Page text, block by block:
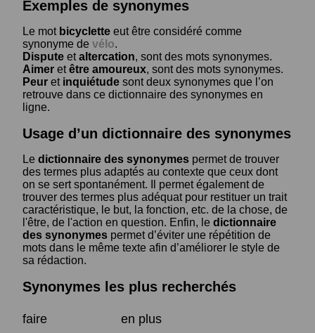
Exemples de synonymes
Le mot bicyclette eut être considéré comme
synonyme de vélo.
Dispute etaltercation, sont des mots synonymes.
Aimer etêtre amoureux, sont des mots synonymes.
Peur et inquiétude sont deux synonymes que l’on
retrouve dans ce dictionnaire des synonymes en
ligne.
Usage d’un dictionnaire des synonymes
Le dictionnaire des synonymes permet de trouver
des termes plus adaptés au contexte que ceux dont
on se sert spontanément. Il permet également de
trouver des termes plus adéquat pour restituer un trait
caractéristique, le but, la fonction, etc. de la chose, de
l'être, de l'action en question. Enfin, le dictionnaire
des synonymes permet d’éviter une répétition de
mots dans le même texte afin d’améliorer le style de
sa rédaction.
Synonymes les plus recherchés
faire
en plus